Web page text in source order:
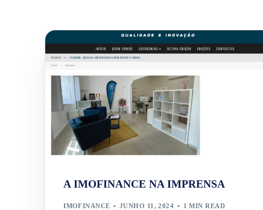
A IMOFINANCE NA IMPRENSA
IMOFINANCE JUNHO 11, 2024 1 MIN READ